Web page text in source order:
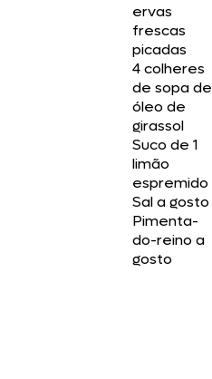
ervas
frescas
picadas
4 colheres
de sopa de
óleo de
girassol
Suco de 1
limão
espremido
Sal a gosto
Pimenta-
do-reino a
gosto